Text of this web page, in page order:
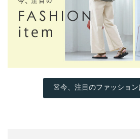
👗今、注目のファッショ